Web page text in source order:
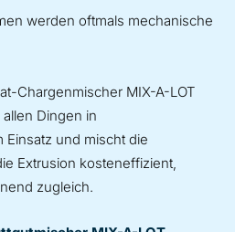
werden oftmals mechanische
Chargenmischer MIX-A-LOT
Dingen in
und mischt die
Extrusion kosteneffizient,
zugleich.